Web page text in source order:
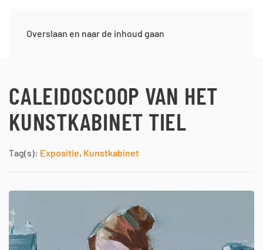
Overslaan en naar de inhoud gaan
CALEIDOSCOOP VAN HET
KUNSTKABINET TIEL
Tag(s): Expositie, Kunstkabinet